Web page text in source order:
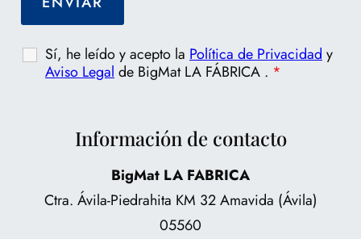
Sí, he leído y acepto la Política de Privacidad y
Aviso Legal de BigMat LA FÁBRICA . *
Información de contacto
BigMat LA FABRICA
Ctra. Ávila-Piedrahita KM 32 Amavida (Ávila)
05560